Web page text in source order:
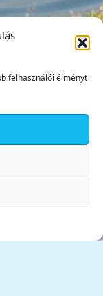
felhasználói élményt
✕